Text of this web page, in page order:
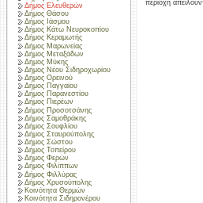
Δήμος Ελευθερών
Δήμος Θάσου
Δήμος Ιάσμου
Δήμος Κάτω Νευροκοπίου
Δήμος Κεραμωτής
Δήμος Μαρωνείας
Δήμος Μεταξάδων
Δήμος Μύκης
Δήμος Νέου Σιδηροχωρίου
Δήμος Ορεινού
Δήμος Παγγαίου
Δήμος Παρανεστίου
Δήμος Πιερέων
Δήμος Προσοτσάνης
Δήμος Σαμοθράκης
Δήμος Σουφλίου
Δήμος Σταυρούπολης
Δήμος Σώστου
Δήμος Τοπείρου
Δήμος Φερών
Δήμος Φιλίππων
Δήμος Φιλλύρας
Δήμος Χρυσούπολης
Κοινότητα Θερμών
Κοινότητα Σιδηρονέρου
περιοχή